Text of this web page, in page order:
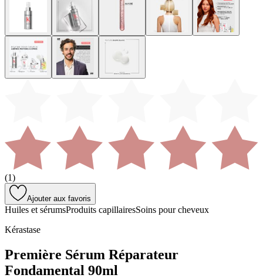
(1)
Ajouter aux favoris
Huiles et sérumsProduits capillairesSoins pour cheveux
Kérastase
Première Sérum Réparateur
Fondamental 90ml